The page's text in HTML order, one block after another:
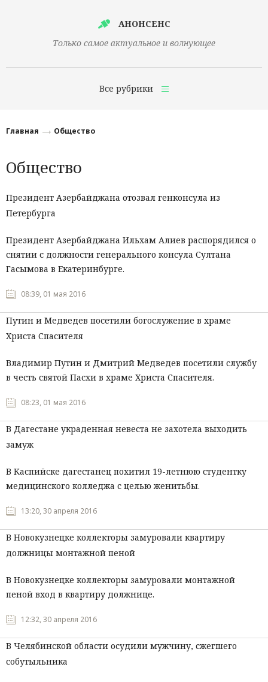
АНОНСЕНС
Только самое актуальное и волнующее
Все рубрики
Технологии
Культура
Общество
Политика
Мнения
Происшествия
Главная Общество
Общество
Президент Азербайджана отозвал генконсула из
Петербурга
Президент Азербайджана Ильхам Алиев распорядился о
снятии с должности генерального консула Султана
Гасымова в Екатеринбурге.
08:39, 01 мая 2016
Путин и Медведев посетили богослужение в храме
Христа Спасителя
Владимир Путин и Дмитрий Медведев посетили службу
в честь святой Пасхи в храме Христа Спасителя.
08:23, 01 мая 2016
В Дагестане украденная невеста не захотела выходить
замуж
В Каспийске дагестанец похитил 19-летнюю студентку
медицинского колледжа с целью женитьбы.
13:20, 30 апреля 2016
В Новокузнецке коллекторы замуровали квартиру
должницы монтажной пеной
В Новокузнецке коллекторы замуровали монтажной
пеной вход в квартиру должнице.
12:32, 30 апреля 2016
В Челябинской области осудили мужчину, сжегшего
собутыльника